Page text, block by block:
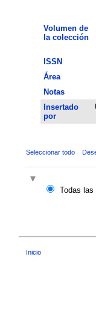
Volumen de
la colección
ISSN
Área
Notas
Insertado
por
Seleccionar todo
Todas las
Inicio